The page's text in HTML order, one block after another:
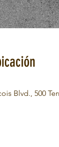
Blvd., 500